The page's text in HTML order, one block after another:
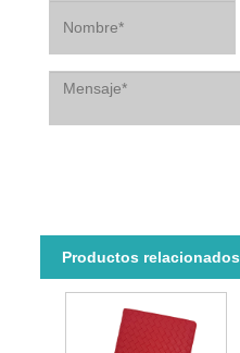
Productos relacionados